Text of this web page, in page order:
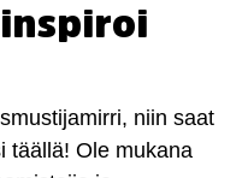
niin saat
täällä! Ole mukana